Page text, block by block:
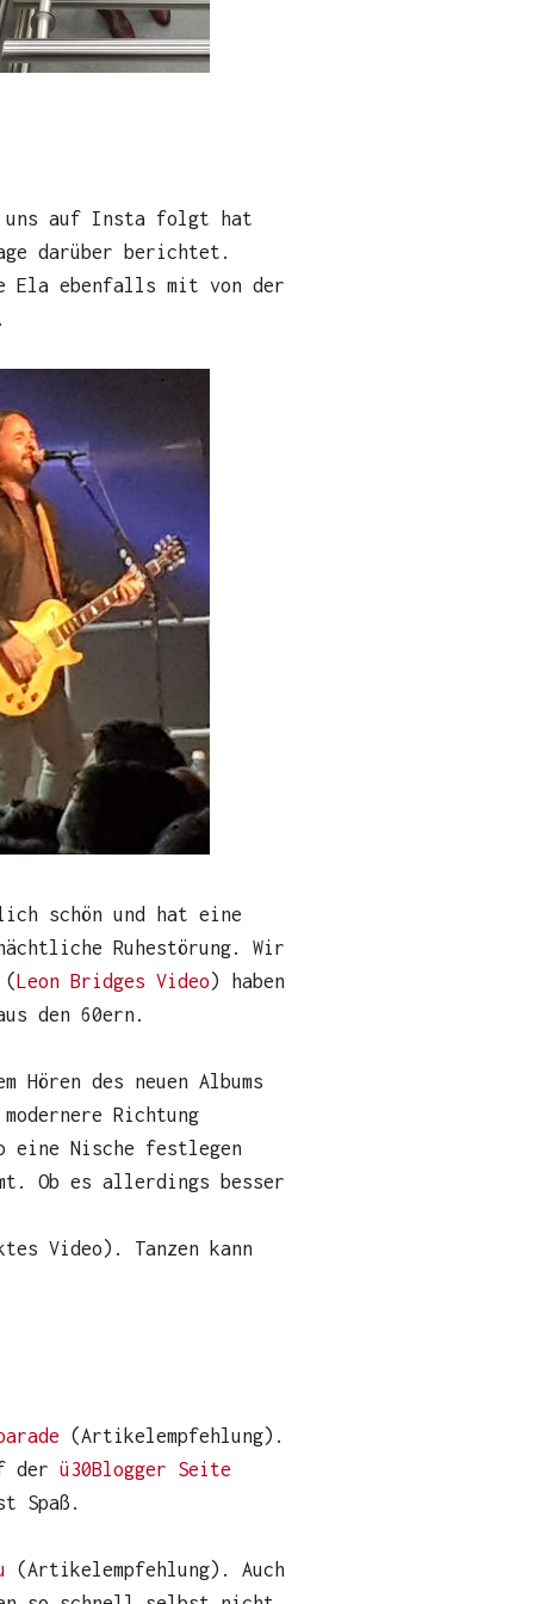
auf Insta folgt hat
darüber berichtet.
Ela ebenfalls mit von der
schön und hat eine
Ruhestörung. Wir
( Leon Bridges Video ) haben
den 60ern.
Hören des neuen Albums
Richtung
eine Nische festlegen
Ob es allerdings besser
Video). Tanzen kann
(Artikelempfehlung).
der ü30Blogger Seite
Spaß.
(Artikelempfehlung). Auch